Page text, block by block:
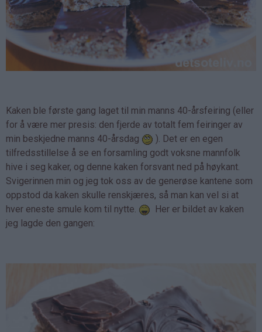
Kaken ble første gang laget til min manns 40-årsfeiring (eller
for å være mer presis: den fjerde av totalt fem feiringer av
min beskjedne manns 40-årsdag
). Det er en egen
tilfredsstillelse å se en forsamling godt voksne mannfolk
hive i seg kaker, og denne kaken forsvant ned på høykant.
Svigerinnen min og jeg tok oss av de generøse kantene som
oppstod da kaken skulle renskjæres, så man kan vel si at
hver eneste smule kom til nytte.
Her er bildet av kaken
jeg lagde den gangen: